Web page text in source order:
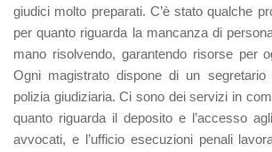
giudici molto preparati. C’è stato qualche
per quanto riguarda la mancanza di
mano risolvendo, garantendo risorse per
Ogni magistrato dispone di un
polizia giudiziaria. Ci sono dei servizi in
quanto riguarda il deposito e l’accesso
avvocati, e l’ufficio esecuzioni penali